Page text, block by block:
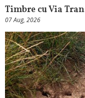
Timbre cu Via
07 Aug, 2026